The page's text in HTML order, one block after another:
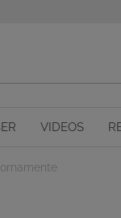
VIDEOS